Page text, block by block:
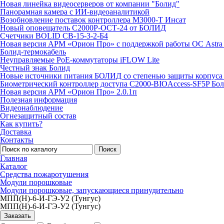
Новая линейка видеосерверов от компании "Болид"
Панорамная камера с ИИ-видеоаналитикой
Возобновление поставок контроллера М3000-Т Инсат
Новый оповещатель С2000Р-ОСТ-24 от БОЛИД
Счетчики BOLID СВ-15-3-2-Б4
Новая версия АРМ «Орион Про» с поддержкой работы ОС
Болид-термокабель
Неуправляемые PoE-коммутаторы iFLOW Lite
Честный знак Болид
Новые источники питания БОЛИД со степенью защиты корпуса
Биометрический контроллер доступа С2000-BIOAccess-SF5P
Новая версия АРМ «Орион Про» 2.0.1п
Полезная информация
Видеонаблюдение
Огнезащитный состав
Как купить?
Доставка
Контакты
Поиск
Главная
Каталог
Средства пожаротушения
Модули порошковые
Модули порошковые, запускающиеся принудительно
МПП(Н)-6-И-ГЭ-У2 (Тунгус)
МПП(Н)-6-И-ГЭ-У2 (Тунгус)
Заказать